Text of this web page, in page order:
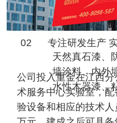
专注研发生产
天然真石漆、
墙涂料、内外
水性木器漆、
公司投入重金在江西
术服务中心实验室，
验设备和相应的技术
02